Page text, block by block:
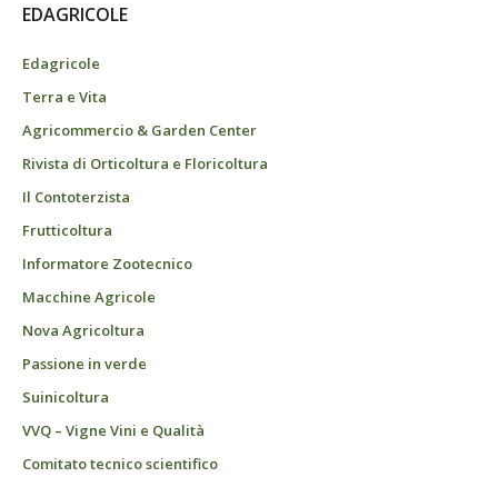
EDAGRICOLE
Edagricole
Terra e Vita
Agricommercio & Garden Center
Rivista di Orticoltura e Floricoltura
Il Contoterzista
Frutticoltura
Informatore Zootecnico
Macchine Agricole
Nova Agricoltura
Passione in verde
Suinicoltura
VVQ – Vigne Vini e Qualità
Comitato tecnico scientifico